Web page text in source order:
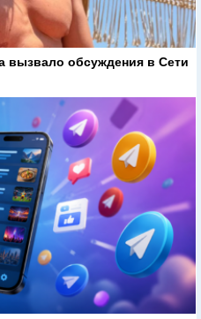
вызвало обсуждения в Сети